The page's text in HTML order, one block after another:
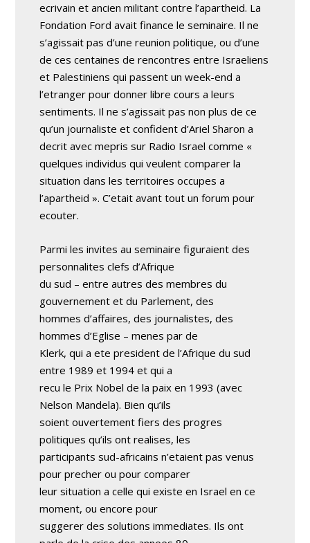
ecrivain et ancien militant contre l’apartheid. La
Fondation Ford avait finance le seminaire. Il ne
s’agissait pas d’une reunion politique, ou d’une
de ces centaines de rencontres entre Israeliens
et Palestiniens qui passent un week-end a
l’etranger pour donner libre cours a leurs
sentiments. Il ne s’agissait pas non plus de ce
qu’un journaliste et confident d’Ariel Sharon a
decrit avec mepris sur Radio Israel comme «
quelques individus qui veulent comparer la
situation dans les territoires occupes a
l’apartheid ». C’etait avant tout un forum pour
ecouter.
Parmi les invites au seminaire figuraient des
personnalites clefs d’Afrique
du sud – entre autres des membres du
gouvernement et du Parlement, des
hommes d’affaires, des journalistes, des
hommes d’Eglise – menes par de
Klerk, qui a ete president de l’Afrique du sud
entre 1989 et 1994 et qui a
recu le Prix Nobel de la paix en 1993 (avec
Nelson Mandela). Bien qu’ils
soient ouvertement fiers des progres
politiques qu’ils ont realises, les
participants sud-africains n’etaient pas venus
pour precher ou pour comparer
leur situation a celle qui existe en Israel en ce
moment, ou encore pour
suggerer des solutions immediates. Ils ont